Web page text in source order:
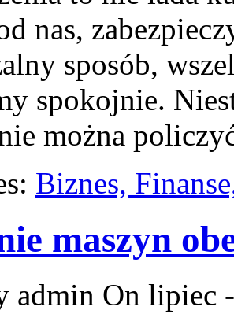
nas,
sposób,
spokojnie.
można
Biznes,
maszyn
admin On lipiec